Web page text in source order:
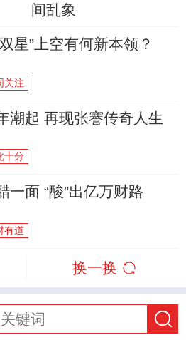
间乱象
星”上空有何新本领？
关注
潮起 再现张謇传奇人生
十分
一面 “酸”出亿万财路
有道
换一换